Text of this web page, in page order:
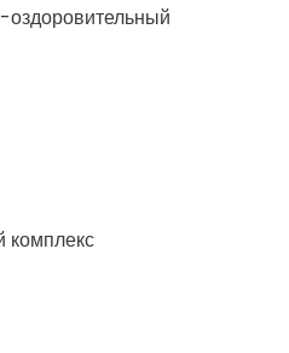
комплекс